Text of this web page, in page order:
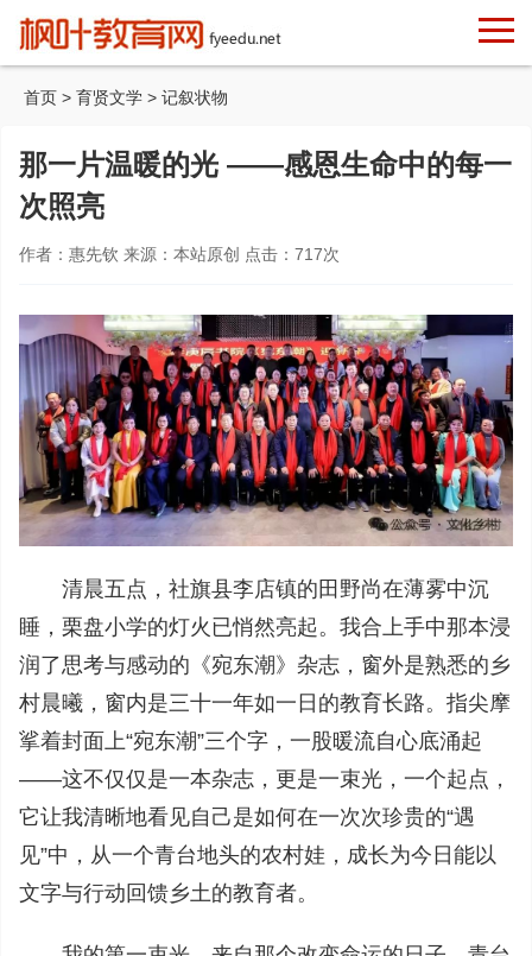
首页 > 育贤文学 > 记叙状物
那一片温暖的光 ——感恩生命中的每一
次照亮
作者：惠先钦 来源：本站原创 点击： 717次
清晨五点，社旗县李店镇的田野尚在薄雾中沉
睡，栗盘小学的灯火已悄然亮起。我合上手中那本浸
润了思考与感动的《宛东潮》杂志，窗外是熟悉的乡
村晨曦，窗内是三十一年如一日的教育长路。指尖摩
挲着封面上“宛东潮”三个字，一股暖流自心底涌起
——这不仅仅是一本杂志，更是一束光，一个起点，
它让我清晰地看见自己是如何在一次次珍贵的“遇
见”中，从一个青台地头的农村娃，成长为今日能以
文字与行动回馈乡土的教育者。